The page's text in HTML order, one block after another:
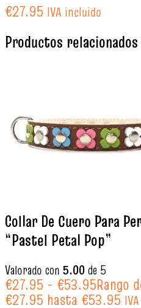
€27.95 IVA incluido
Productos relacionados
Collar De Cuero Para
“Pastel Petal Pop”
Valorado con 5.00de 5
€27.95 - €53.95Rango
€27.95 hasta €53.95